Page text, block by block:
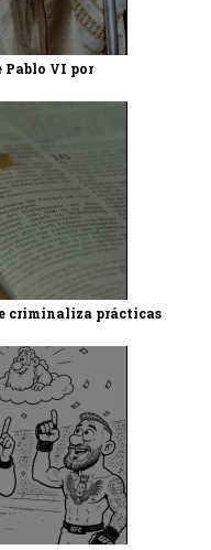
Pablo VI por
criminaliza prácticas